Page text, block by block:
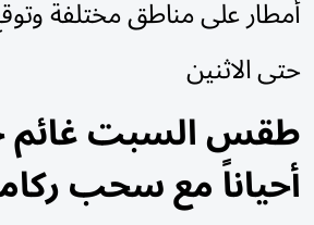
أمطار على مناطق مختلفة
حتى الاثنين
طقس السبت غائم
أحياناً مع سحب